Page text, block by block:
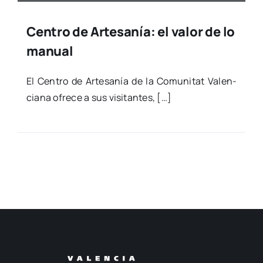
Centro de Artesanía: el valor de lo
manual
El Cen­tro de Arte­sa­nía de la Comu­ni­tat Valen­
cia­na ofre­ce a sus visi­tan­tes, […]